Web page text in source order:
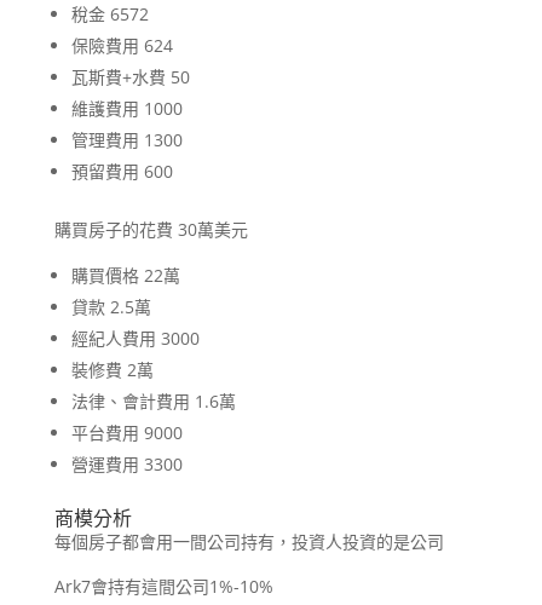
稅金 6572
保險費用 624
瓦斯費+水費 50
維護費用 1000
管理費用 1300
預留費用 600
購買房子的花費 30萬美元
購買價格 22萬
貸款 2.5萬
經紀人費用 3000
裝修費 2萬
法律、會計費用 1.6萬
平台費用 9000
營運費用 3300
商模分析
每個房子都會用一間公司持有，投資人投資的是公司
Ark7會持有這間公司1%-10%